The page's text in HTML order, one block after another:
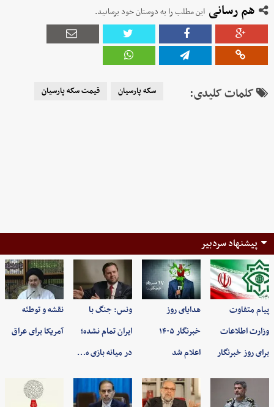
هم رسانی این مطلب را به دوستان خود برسانید.
کلمات کلیدی: سکه پارسیان قیمت سکه پارسیان
پیشنهاد سردبیر
پیام متفاوت
وزارت اطلاعات
برای روز خبرنگار
هدایای روز
خبرنگار ۱۴۰۵
اعلام شد
ونس: جنگ با
ایران تمام نشده؛
در میانه بازی ه…
نقشه و توطئه
آمریکا برای عراق